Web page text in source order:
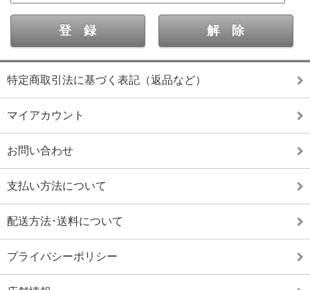
特定商取引法に基づく表記（返品など）
マイアカウント
お問い合わせ
支払い方法について
配送方法･送料について
プライバシーポリシー